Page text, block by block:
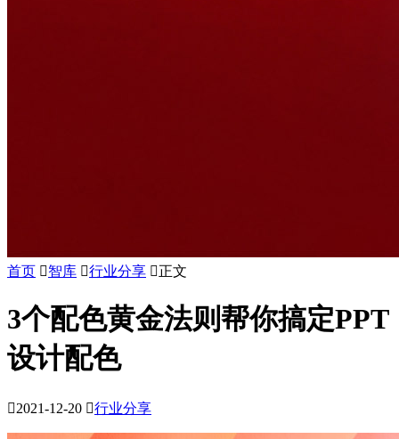
首页 智库 行业分享 正文
3个配色黄金法则帮你搞定PPT
设计配色
2021-12-20 行业分享